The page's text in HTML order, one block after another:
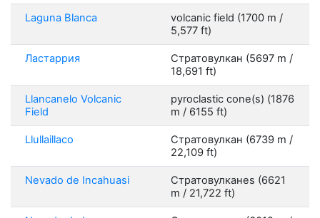
Laguna Blanca
volcanic field (1700 m /
5,577 ft)
Ластаррия
Стратовулкан (5697 m /
18,691 ft)
Llancanelo Volcanic
Field
pyroclastic cone(s) (1876
m / 6155 ft)
Llullaillaco
Стратовулкан (6739 m /
22,109 ft)
Nevado de Incahuasi
Стратовулканes (6621
m / 21,722 ft)